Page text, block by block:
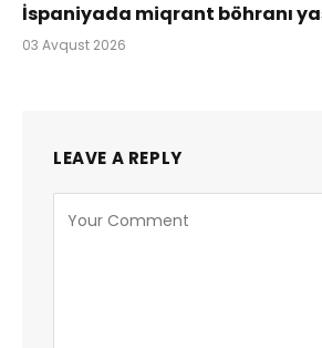
İspaniyada miqrant böhranı
03 Avqust 2026
LEAVE A REPLY